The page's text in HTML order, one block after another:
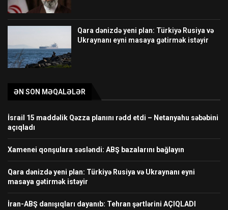
Qara dənizdə yeni plan: Türkiyə Rusiya və
Ukraynanı eyni masaya gətirmək istəyir
ƏN SON MƏQALƏLƏR
İsrail 15 maddəlik Qəzza planını rədd etdi – Netanyahu səbəbini
açıqladı
Xamenei qonşulara səsləndi: ABŞ bazalarını bağlayın
Qara dənizdə yeni plan: Türkiyə Rusiya və Ukraynanı eyni
masaya gətirmək istəyir
İran-ABŞ danışıqları dayanıb: Tehran şərtlərini AÇIQLADI